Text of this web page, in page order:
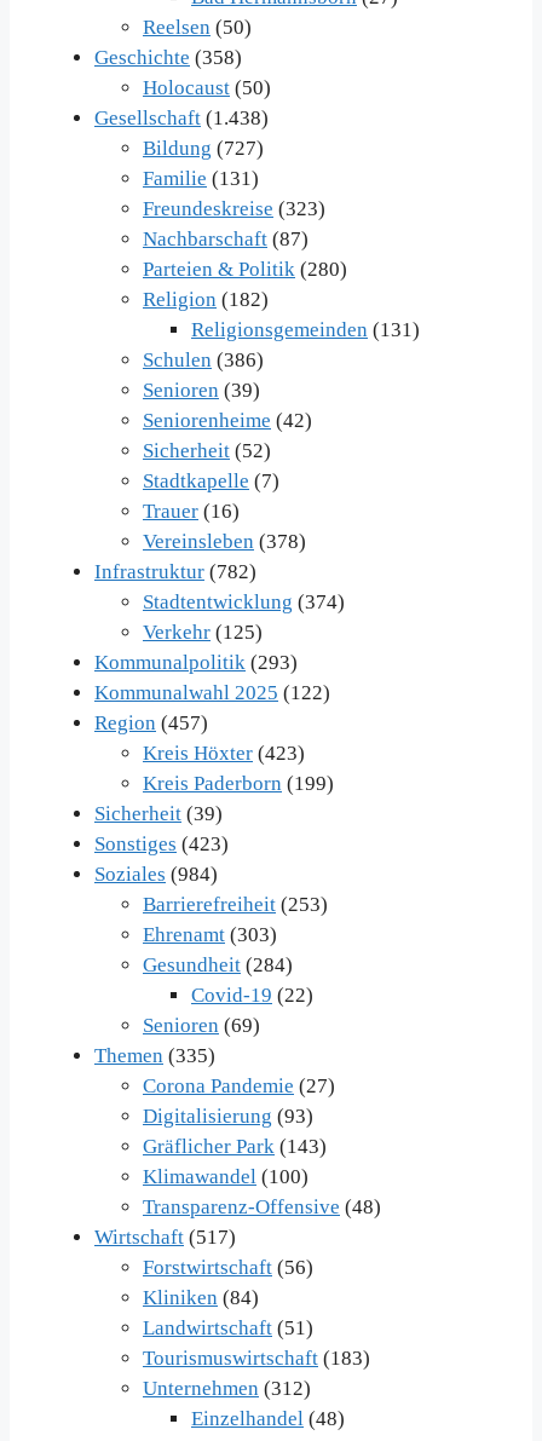
Reelsen (50)
Geschichte (358)
Holocaust (50)
Gesellschaft (1.438)
Bildung (727)
Familie (131)
Freundeskreise (323)
Nachbarschaft (87)
Parteien & Politik (280)
Religion (182)
Religionsgemeinden (131)
Schulen (386)
Senioren (39)
Seniorenheime (42)
Sicherheit (52)
Stadtkapelle (7)
Trauer (16)
Vereinsleben (378)
Infrastruktur (782)
Stadtentwicklung (374)
Verkehr (125)
Kommunalpolitik (293)
Kommunalwahl 2025 (122)
Region (457)
Kreis Höxter (423)
Kreis Paderborn (199)
Sicherheit (39)
Sonstiges (423)
Soziales (984)
Barrierefreiheit (253)
Ehrenamt (303)
Gesundheit (284)
Covid-19 (22)
Senioren (69)
Themen (335)
Corona Pandemie (27)
Digitalisierung (93)
Gräflicher Park (143)
Klimawandel (100)
Transparenz-Offensive (48)
Wirtschaft (517)
Forstwirtschaft (56)
Kliniken (84)
Landwirtschaft (51)
Tourismuswirtschaft (183)
Unternehmen (312)
Einzelhandel (48)